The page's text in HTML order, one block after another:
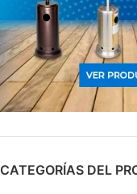
CATEGORÍAS DEL